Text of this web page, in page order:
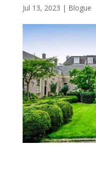
Jul 13, 2023 | Blogue